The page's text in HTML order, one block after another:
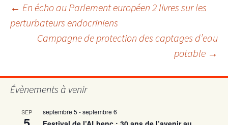
Navigation
des
articles
← En écho au Parlement européen 2 livres sur les
perturbateurs endocriniens
Campagne de protection des captages d’eau
potable →
Évènements à venir
SEP septembre 5 -septembre 6